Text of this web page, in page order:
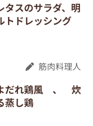
タスのサラダ、明
トドレッシング
筋肉料理人
だれ鶏風 、 炊
蒸し鶏